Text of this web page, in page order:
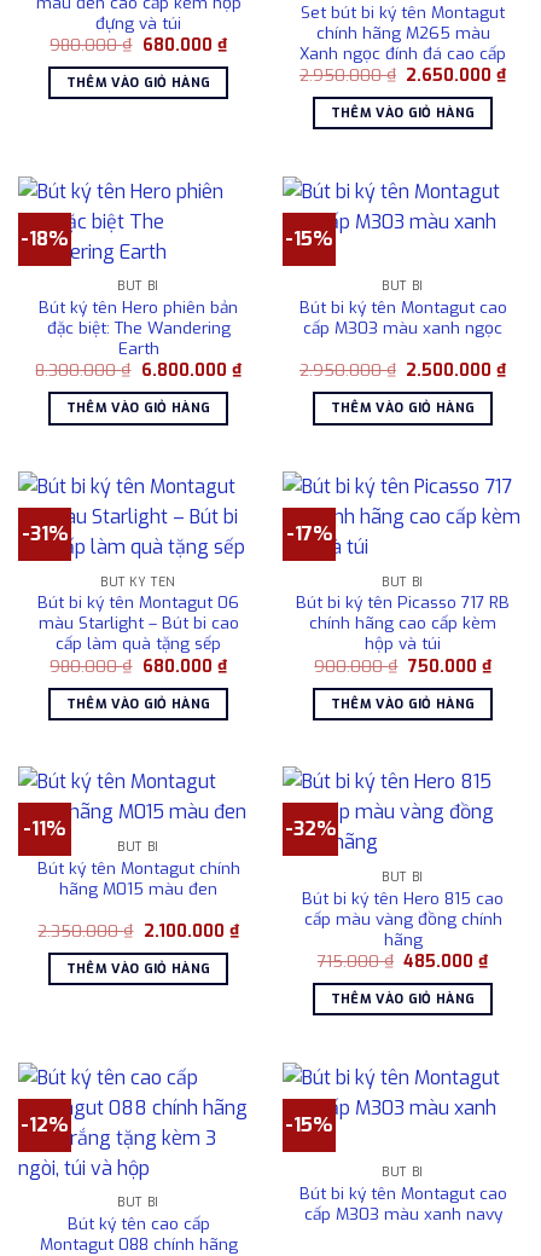
đựng và túi
980.000₫ Giá
là:
980.000 ₫.
680.000 ₫Giá
hiện
tại
680.000 ₫.
THÊM VÀO GIỎ HÀNG
Set bút bi ký tên Montagut
chính hãng M265 màu
Xanh ngọc đính đá cao cấp
2.950.000₫ Giá
là:
2.950.000 ₫.
2.650.000₫Giá
hiện
THÊM VÀO GIỎ HÀNG
-18%
BÚT BI
Bút ký tên Hero phiên bản
đặc biệt: The Wandering
Earth
8.300.000₫ Giá
là:
8.300.000 ₫.
6.800.000 ₫Giá
6.800.000 ₫.
THÊM VÀO GIỎ HÀNG
-15%
BÚT BI
Bút bi ký tên Montagut cao
cấp M303 màu xanh ngọc
2.950.000₫ Giá
là:
2.950.000 ₫.
2.500.000₫Giá
THÊM VÀO GIỎ HÀNG
-31%
BÚT KÝ TÊN
Bút bi ký tên Montagut 06
màu Starlight – Bút bi cao
cấp làm quà tặng sếp
980.000₫ Giá
là:
980.000 ₫.
680.000 ₫Giá
hiện
tại
680.000 ₫.
THÊM VÀO GIỎ HÀNG
-17%
BÚT BI
Bút bi ký tên Picasso 717 RB
chính hãng cao cấp kèm
hộp và túi
900.000₫ Giá
là:
900.000 ₫.
750.000 ₫Giá
hiện
tại
THÊM VÀO GIỎ HÀNG
-11%
BÚT BI
Bút ký tên Montagut chính
hãng M015 màu đen
2.350.000₫ Giá
là:
2.350.000 ₫.
2.100.000 ₫Giá
hiện
2.100.000 ₫.
THÊM VÀO GIỎ HÀNG
-32%
BÚT BI
Bút bi ký tên Hero 815 cao
cấp màu vàng đồng chính
hãng
715.000₫ Giá
là:
715.000 ₫.
485.000₫Giá
hiện
tại
THÊM VÀO GIỎ HÀNG
-12%
BÚT BI
Bút ký tên cao cấp
Montagut 088 chính hãng
-15%
BÚT BI
Bút bi ký tên Montagut cao
cấp M303 màu xanh navy